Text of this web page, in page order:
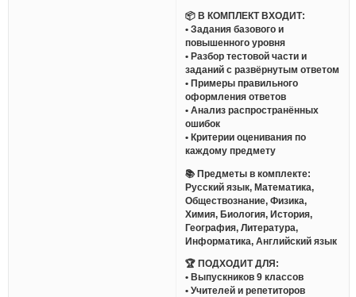
📦 В КОМПЛЕКТ ВХОДИТ:
• Задания базового и
повышенного уровня
• Разбор тестовой части и
заданий с развёрнутым ответом
• Примеры правильного
оформления ответов
• Анализ распространённых
ошибок
• Критерии оценивания по
каждому предмету
📚 Предметы в комплекте:
Русский язык, Математика,
Обществознание, Физика,
Химия, Биология, История,
География, Литература,
Информатика, Английский язык
🏆 ПОДХОДИТ ДЛЯ:
• Выпускников 9 классов
• Учителей и репетиторов